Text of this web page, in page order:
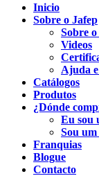
Inicio
Sobre o Jafep
Sobre
Videos
Ajuda
Catálogos
Produtos
¿Dónde
Eu sou
Sou
Franquias
Blogue
Contacto